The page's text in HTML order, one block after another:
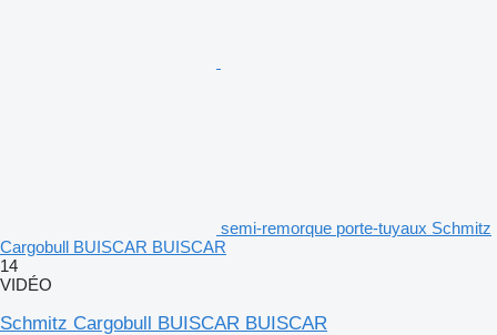
semi-remorque porte-tuyaux Schmitz
Cargobull BUISCAR BUISCAR
14
VIDÉO
Schmitz Cargobull BUISCAR BUISCAR